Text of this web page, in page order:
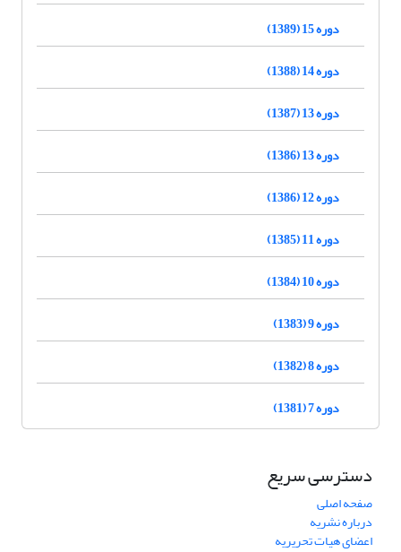
دوره 15 (1389)
دوره 14 (1388)
دوره 13 (1387)
دوره 13 (1386)
دوره 12 (1386)
دوره 11 (1385)
دوره 10 (1384)
دوره 9 (1383)
دوره 8 (1382)
دوره 7 (1381)
دسترسی سریع
صفحه اصلی
درباره نشریه
اعضای هیات تحریریه